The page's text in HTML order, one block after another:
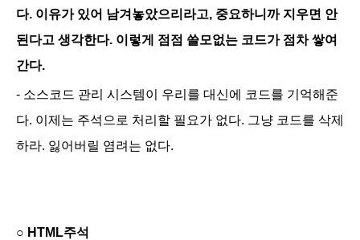
다. 이유가 있어 남겨놓았으리라고, 중요하니까 지우면 안
된다고 생각한다. 이렇게 점점 쓸모없는 코드가 점차 쌓여
간다.
- 소스코드 관리 시스템이 우리를 대신에 코드를 기억해준
다. 이제는 주석으로 처리할 필요가 없다. 그냥 코드를 삭제
하라. 잃어버릴 염려는 없다.
○ HTML주석